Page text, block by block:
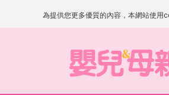
為提供您更多優質的內容，本網站使